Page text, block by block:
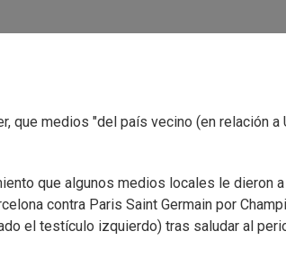
que medios "del país vecino (en relación a
que algunos medios locales le dieron
contra Paris Saint Germain por
el testículo izquierdo) tras saludar al